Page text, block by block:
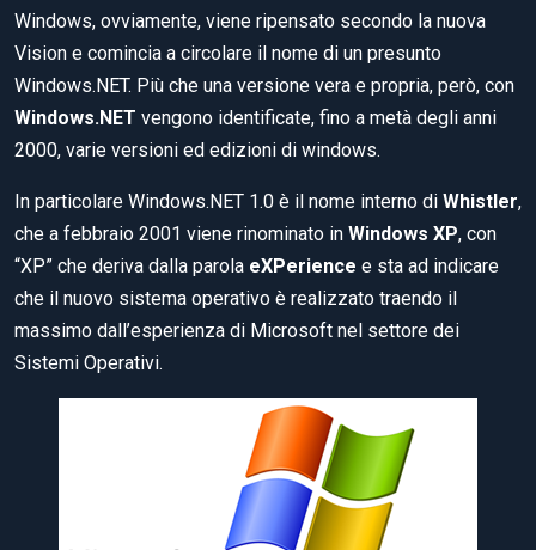
Windows, ovviamente, viene ripensato secondo la nuova
Vision e comincia a circolare il nome di un presunto
Windows.NET. Più che una versione vera e propria, però, con
Windows.NET vengono identificate, fino a metà degli anni
2000, varie versioni ed edizioni di windows.
In particolare Windows.NET 1.0 è il nome interno di Whistler,
che a febbraio 2001 viene rinominato in Windows XP, con
“XP” che deriva dalla parola eXPerience e sta ad indicare
che il nuovo sistema operativo è realizzato traendo il
massimo dall’esperienza di Microsoft nel settore dei
Sistemi Operativi.